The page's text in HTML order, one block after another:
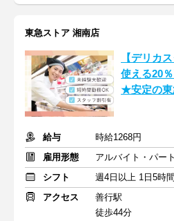
東急ストア 湘南店
【デリカ
使える20
★安定の
給与
時給1268円
雇用形態
アルバイト・パート
シフト
週4日以上 1日5時
アクセス
善行駅
徒歩44分